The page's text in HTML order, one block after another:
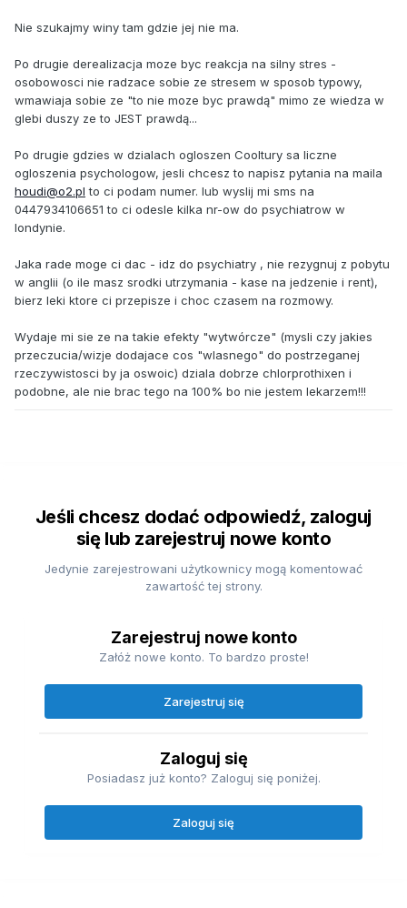
Nie szukajmy winy tam gdzie jej nie ma.
Po drugie derealizacja moze byc reakcja na silny stres -
osobowosci nie radzace sobie ze stresem w sposob typowy,
wmawiaja sobie ze "to nie moze byc prawdą" mimo ze wiedza w
glebi duszy ze to JEST prawdą...
Po drugie gdzies w dzialach ogloszen Cooltury sa liczne
ogloszenia psychologow, jesli chcesz to napisz pytania na maila
houdi@o2.pl to ci podam numer. lub wyslij mi sms na
0447934106651 to ci odesle kilka nr-ow do psychiatrow w
londynie.
Jaka rade moge ci dac - idz do psychiatry , nie rezygnuj z pobytu
w anglii (o ile masz srodki utrzymania - kase na jedzenie i rent),
bierz leki ktore ci przepisze i choc czasem na rozmowy.
Wydaje mi sie ze na takie efekty "wytwórcze" (mysli czy jakies
przeczucia/wizje dodajace cos "wlasnego" do postrzeganej
rzeczywistosci by ja oswoic) dziala dobrze chlorprothixen i
podobne, ale nie brac tego na 100% bo nie jestem lekarzem!!!
Jeśli chcesz dodać odpowiedź, zaloguj
się lub zarejestruj nowe konto
Jedynie zarejestrowani użytkownicy mogą komentować
zawartość tej strony.
Zarejestruj nowe konto
Załóż nowe konto. To bardzo proste!
Zarejestruj się
Zaloguj się
Posiadasz już konto? Zaloguj się poniżej.
Zaloguj się